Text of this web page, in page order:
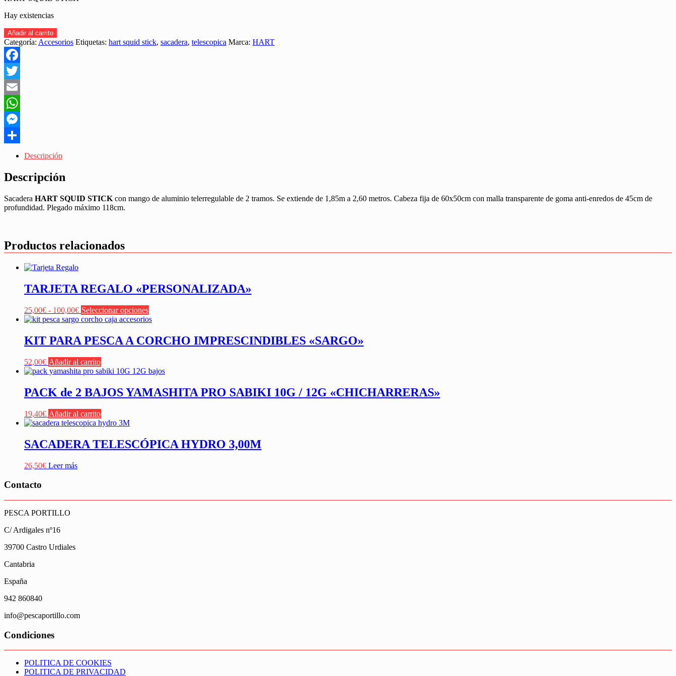
Hay existencias
SACADERA
HART
SQUID
STICK
"EXTENSIBLE
185-
260CM"
cantidad
Añadir al carrito
Categoría: Accesorios Etiquetas: hart squid stick, sacadera, telescopica Marca: HART
Facebook
Twitter
Email
WhatsApp
Messenger
Descripción
Descripción
Sacadera HART SQUID STICK con mango de aluminio telerregulable de 2 tramos. Se extiende de 1,85m a 2,60 metros. Cabeza fija de 60x50cm con malla transparente de goma anti-enredos de 45cm de
profundidad. Plegado máximo 118cm.
Productos relacionados
TARJETA REGALO «PERSONALIZADA»
25,00€ - 100,00€Rango
de
desde
25,00€
100,00€
Seleccionar opciones
producto
múltiples
variantes.
se
elegir
en
KIT PARA PESCA A CORCHO IMPRESCINDIBLES «SARGO»
52,00€ Añadir al carrito
PACK de 2 BAJOS YAMASHITA PRO SABIKI 10G / 12G «CHICHARRERAS»
19,40€ Añadir al carrito
SACADERA TELESCÓPICA HYDRO 3,00M
26,50€ Leer más
Contacto
PESCA PORTILLO
C/ Ardigales nº16
39700 Castro Urdiales
Cantabria
España
942 860840
info@pescaportillo.com
Condiciones
POLITICA DE COOKIES
POLITICA DE PRIVACIDAD